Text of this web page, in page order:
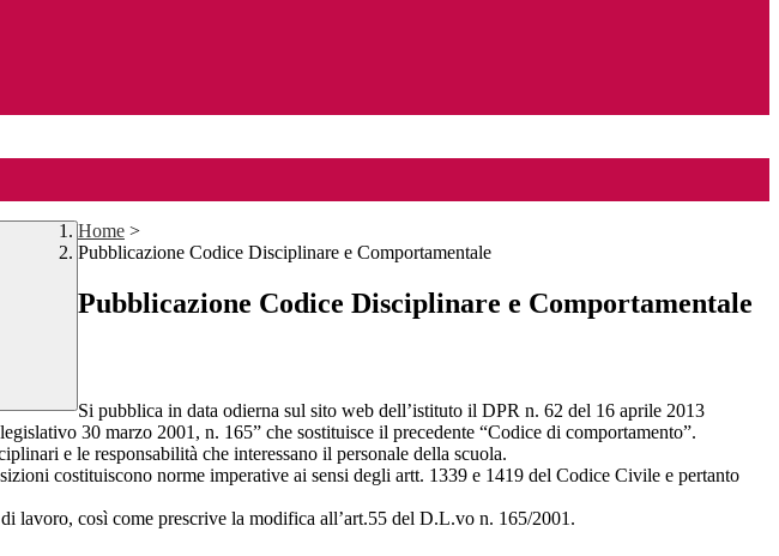
Home >
Pubblicazione Codice Disciplinare e Comportamentale
Pubblicazione Codice Disciplinare e Comportamentale
Si pubblica in data odierna sul sito web dell’istituto il DPR n. 62 del 16 aprile 2013
30 marzo 2001, n. 165” che sostituisce il precedente “Codice di comportamento”.
e le responsabilità che interessano il personale della scuola.
costituiscono norme imperative ai sensi degli artt. 1339 e 1419 del Codice Civile e pertanto
lavoro, così come prescrive la modifica all’art.55 del D.L.vo n. 165/2001.